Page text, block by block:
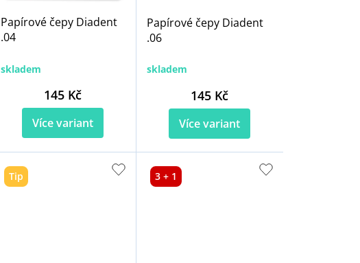
Papírové čepy Diadent
.04
skladem
145 Kč
Více variant
Papírové čepy Diadent
.06
skladem
145 Kč
Více variant
Tip 3 + 1